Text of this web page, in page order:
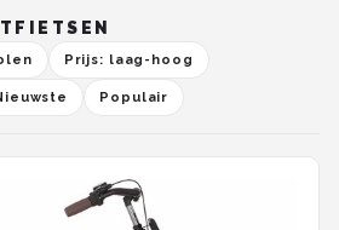
Prijs: laag-hoog
Populair